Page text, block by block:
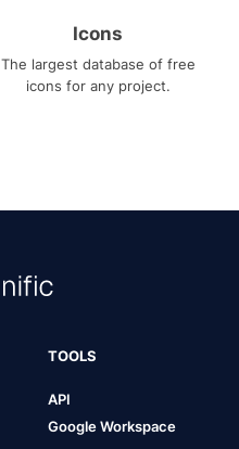
Icons
The largest database of free
icons for any project.
TOOLS
API
Google Workspace